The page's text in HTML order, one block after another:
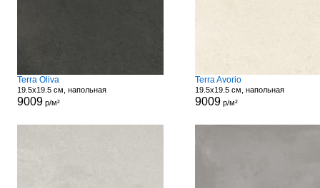
Terra Oliva
19.5x19.5 см, напольная
9009р/м²
Terra Avorio
19.5x19.5 см, напольная
9009р/м²